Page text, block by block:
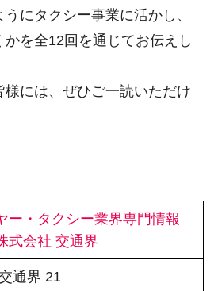
にタクシー事業に活かし、
を全12回を通じてお伝えし
様には、ぜひご一読いただけ
ー・タクシー業界専門情報
会社 交通界
通界 21